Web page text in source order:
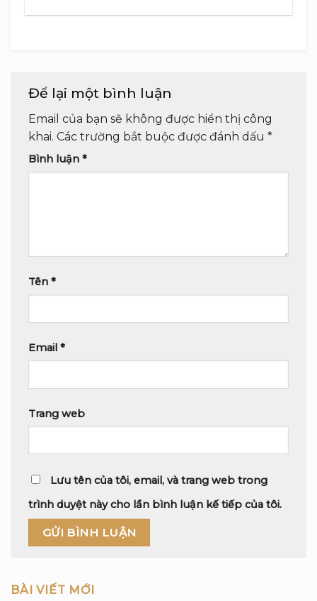
BÀI VIẾT MỚI
Để lại một bình luận
Email của bạn sẽ không được hiển thị công
khai. Các trường bắt buộc được đánh dấu *
Bình luận *
Tên *
Email *
Trang web
Lưu tên của tôi, email, và trang web trong
trình duyệt này cho lần bình luận kế tiếp của tôi.